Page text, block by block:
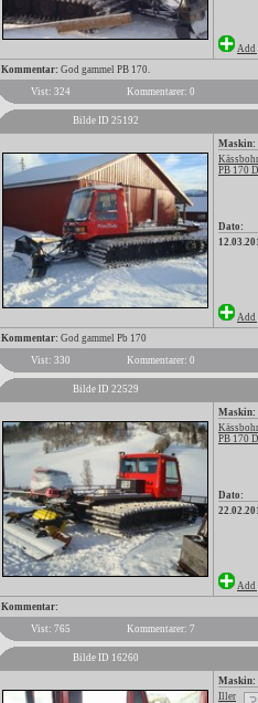
Add
Kommentar: God gammel PB 170.
Vist: 324
Kommentarer: 0
Bilde ID 25192
Maskin:
PB 170
Dato:
Add
Kommentar: God gammel Pb 170
Vist: 330
Kommentarer: 0
Bilde ID 22529
Maskin:
PB 170
Dato:
Add
Kommentar:
Vist: 765
Kommentarer: 7
Bilde ID 16260
Maskin:
Iller